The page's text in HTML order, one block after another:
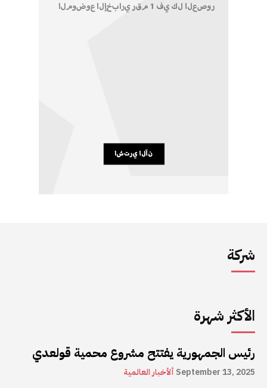
شركة
الأكثر شهرة
رئيس الجمهورية يفتتح مشروع محمية قولعدي
ألأخبار العالمية September 13, 2025